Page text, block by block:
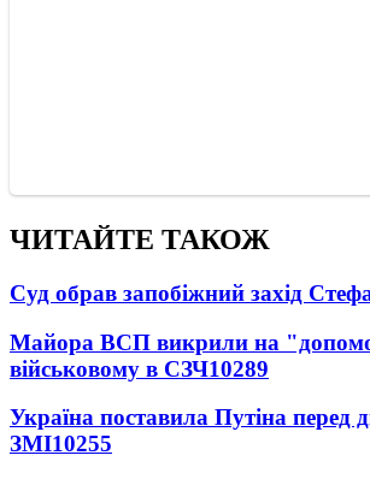
ЧИТАЙТЕ ТАКОЖ
Суд обрав запобіжний захід
Майора ВСП викрили на
військовому в СЗЧ10289
Україна поставила Путіна перед
ЗМІ10255